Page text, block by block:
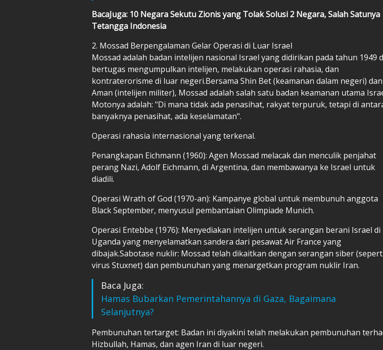
BacaJuga: 10 Negara Sekutu Zionis yang Tolak Solusi 2 Negara, Salah Satunya
Tetangga Indonesia
2. Mossad Berpengalaman Gelar Operasi di Luar Israel
Mossad adalah badan intelijen nasional Israel yang didirikan pada tahun 1949
bertugas mengumpulkan intelijen, melakukan operasi rahasia, dan
kontraterorisme di luar negeri.Bersama Shin Bet (keamanan dalam negeri) dan
Aman (intelijen militer), Mossad adalah salah satu badan keamanan utama
Motonya adalah: "Di mana tidak ada penasihat, rakyat terpuruk, tetapi di
banyaknya penasihat, ada keselamatan".
Operasi rahasia internasional yang terkenal.
Penangkapan Eichmann (1960): Agen Mossad melacak dan menculik penjahat
perang Nazi, Adolf Eichmann, di Argentina, dan membawanya ke Israel untuk
diadili.
Operasi Wrath of God (1970-an): Kampanye global untuk membunuh anggota
Black September, menyusul pembantaian Olimpiade Munich.
Operasi Entebbe (1976): Menyediakan intelijen untuk serangan berani Israel di
Uganda yang menyelamatkan sandera dari pesawat Air France yang
dibajak.Sabotase nuklir: Mossad telah dikaitkan dengan serangan siber
virus Stuxnet) dan pembunuhan yang menargetkan program nuklir Iran.
Baca Juga:
Hamas Bubarkan Pemerintahannya di Gaza, Bagaimana
Selanjutnya?
Pembunuhan tertarget: Badan ini diyakini telah melakukan pembunuhan
Hizbullah, Hamas, dan agen Iran di luar negeri.